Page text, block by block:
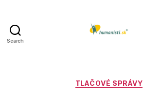
Search
Kategórie
TLAČOVÉ SPRÁVY